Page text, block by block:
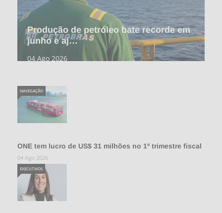
Produção de petróleo bate recorde em
junho e aj…
04 Ago 2026
ONE tem lucro de US$ 31 milhões no 1º trimestre fiscal
NAVEGAÇÃO
04 Ago 2026
EXECUTIVOS